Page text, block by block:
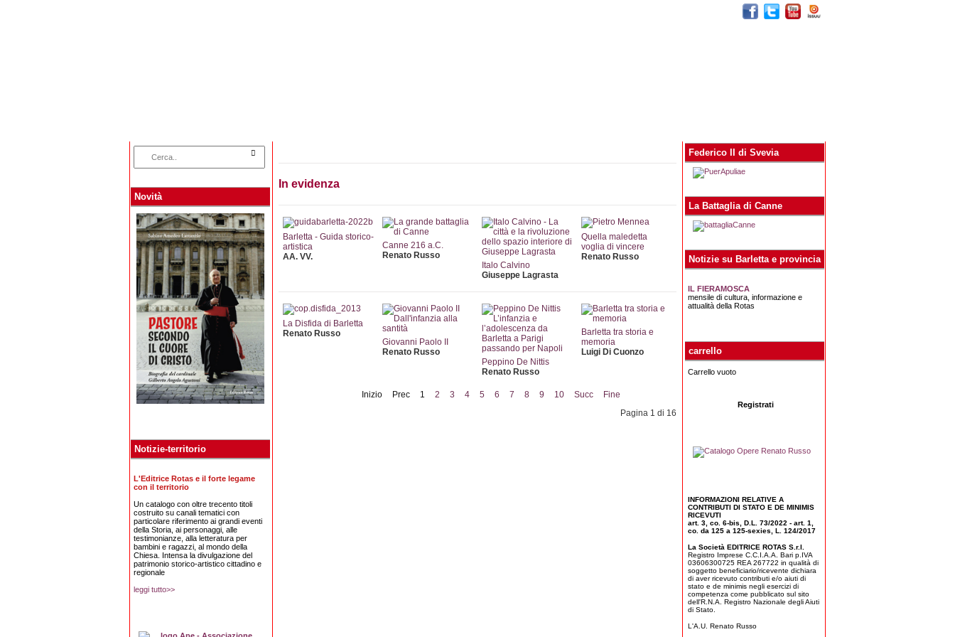
Novità
Notizie-territorio
L'Editrice Rotas e il forte legame
con il territorio
Un catalogo con oltre trecento titoli
costruito su canali tematici con
particolare riferimento ai grandi eventi
della Storia, ai personaggi, alle
testimonianze, alla letteratura per
bambini e ragazzi, al mondo della
Chiesa. Intensa la divulgazione del
patrimonio storico-artistico cittadino e
regionale
leggi tutto>>
In evidenza
Barletta - Guida storico-
artistica
AA. VV.
Canne 216 a.C.
Renato Russo
Italo Calvino
Giuseppe Lagrasta
Quella maledetta
voglia di vincere
Renato Russo
La Disfida di Barletta
Renato Russo
Giovanni Paolo II
Renato Russo
Peppino De Nittis
Renato Russo
Barletta tra storia e
memoria
Luigi Di Cuonzo
Inizio Prec 1 2 3 4 5 6 7 8 9 10 Succ
Fine
Pagina 1 di 16
Federico II di Svevia
La Battaglia di Canne
Notizie su Barletta e provincia
IL FIERAMOSCA
mensile di cultura, informazione e
attualità della Rotas
carrello
Carrello vuoto
Registrati
INFORMAZIONI RELATIVE A
CONTRIBUTI DI STATO E DE MINIMIS
RICEVUTI
art. 3, co. 6-bis, D.L. 73/2022 - art. 1,
co. da 125 a 125-sexies, L. 124/2017
La Società EDITRICE ROTAS S.r.l.
Registro Imprese C.C.I.A.A. Bari p.IVA
03606300725 REA 267722 in qualità di
soggetto beneficiario/ricevente dichiara
di aver ricevuto contributi e/o aiuti di
stato e de minimis negli esercizi di
competenza come pubblicato sul sito
dell'R.N.A. Registro Nazionale degli Aiuti
di Stato.
L'A.U. Renato Russo